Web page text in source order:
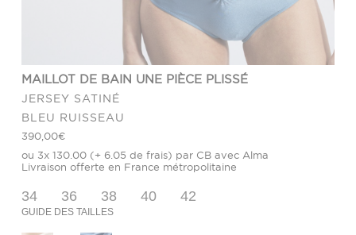
MAILLOT DE BAIN UNE PIÈCE PLISSÉ
JERSEY SATINÉ
BLEU RUISSEAU
390,00€
ou 3x 130.00 (+ 6.05 de frais) par CB avec Alma
Livraison offerte en France métropolitaine
34 36 38 40 42
GUIDE DES TAILLES